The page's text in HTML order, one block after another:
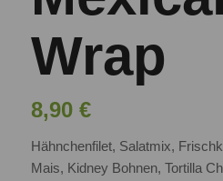
Wrap
8,90 €
Hähnchenfilet, Salatmix,
Mais, Kidney Bohnen, Tortilla